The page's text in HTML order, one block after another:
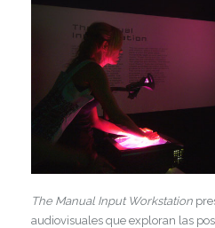
The Manual Input Workstation
audiovisuales que exploran las